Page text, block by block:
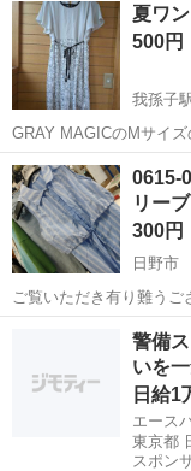
夏ワ
500円
我孫子
GRAY MAGICのMサイズのワンピース。グレー無地とスカート部分は
薔薇柄でオシャレ♥です
けません。着てて軽く涼
けに重宝します。中央線
東京 日野市
0615-
リー
300円
日野市
ご覧いただき有り難うございます。 日野市とジ
営しています。 粗⼤ご
へお持ち込みし...
日野市 ワン
警備
いを
日給1
エース
東京都
スポン